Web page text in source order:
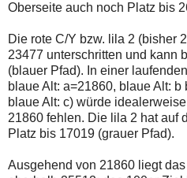
Oberseite auch noch Platz bis
Die rote C/Y bzw. lila 2 (bisher
23477 unterschritten und kann
(blauer Pfad). In einer
blaue Alt: a=21860, blaue Alt:
blaue Alt: c) würde
21860 fehlen. Die lila 2 hat auf
Platz bis 17019 (grauer Pfad).
Ausgehend von 21860 liegt